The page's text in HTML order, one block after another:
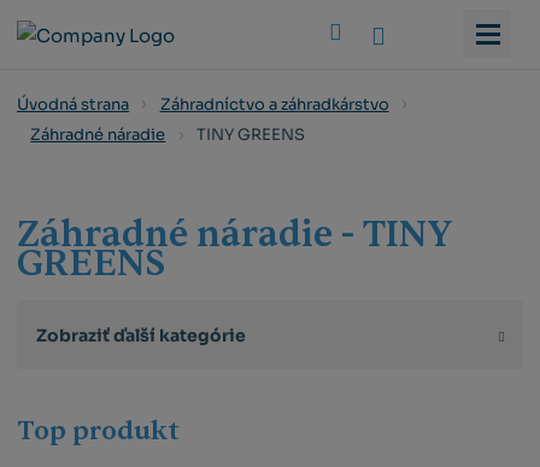
Úvodná strana
Záhradníctvo a záhradkárstvo
Záhradné náradie
TINY GREENS
Záhradné náradie - TINY
GREENS
Zobraziť ďalší kategórie
Top produkt